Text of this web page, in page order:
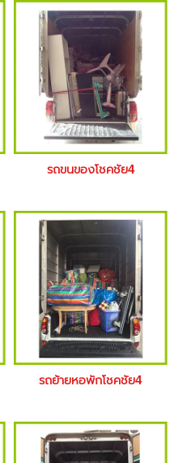
รถขนของโชคชัย4
รถย้ายหอพักโชคชัย4